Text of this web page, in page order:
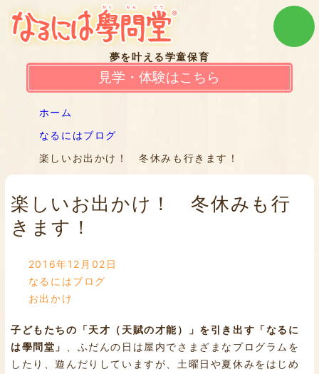
夢を叶える学童保育
見学・体験はこちら
ホーム
なるにはブログ
楽しいお出かけ！ 冬休みも行きます！
楽しいお出かけ！ 冬休みも行
きます！
2016年12月02日
なるにはブログ
お出かけ
子どもたちの「天才（天賦の才能）」を引き出す「なるに
は學問堂」
、ふだんの日は屋内でさまざまなプログラムを
したり、遊んだりしていますが、土曜日や夏休みをはじめ